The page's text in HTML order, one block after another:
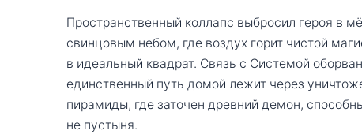
Пространственный коллапс выбросил героя в
свинцовым небом, где воздух горит чистой
в идеальный квадрат. Связь с Системой
единственный путь домой лежит через
пирамиды, где заточен древний демон,
не пустыня.